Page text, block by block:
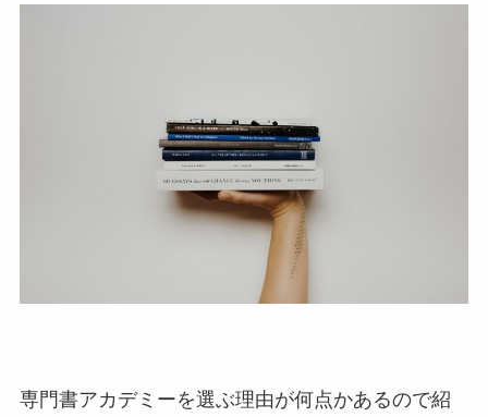
専門書アカデミーを選ぶ理由が何点かあるので紹